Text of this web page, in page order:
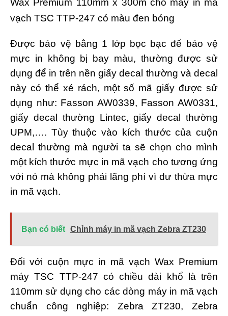
Wax Premium 110mm x 300m cho máy in mã
vạch TSC TTP-247 có màu đen bóng
Được bảo vệ bằng 1 lớp bọc bạc để bảo vệ
mực in không bị bay màu, thường được sử
dụng để in trên nền giấy decal thường và decal
này có thể xé rách, một số mã giấy được sử
dụng như: Fasson AW0339, Fasson AW0331,
giấy decal thường Lintec, giấy decal thường
UPM,…. Tùy thuộc vào kích thước của cuộn
decal thường mà người ta sẽ chọn cho mình
một kích thước mực in mã vạch cho tương ứng
với nó mà không phải lãng phí vì dư thừa mực
in mã vạch.
Bạn có biết Chỉnh máy in mã vạch Zebra ZT230
Đối với cuộn mực in mã vạch Wax Premium
máy TSC TTP-247 có chiều dài khổ là trên
110mm sử dụng cho các dòng máy in mã vạch
chuẩn công nghiệp: Zebra ZT230, Zebra